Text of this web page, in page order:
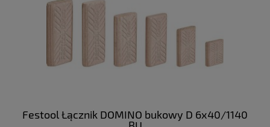
Festool Łącznik DOMINO bukowy D 6x40/1140